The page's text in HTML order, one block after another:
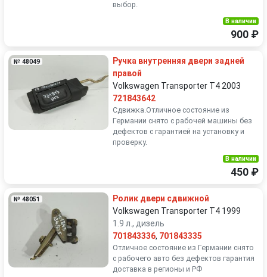
выбор.
В наличии
900 ₽
№ 48049
Ручка внутренняя двери задней
правой
Volkswagen Transporter T4 2003
721843642
Сдвижка.Отличное состояние из
Германии снято с рабочей машины без
дефектов с гарантией на установку и
проверку.
В наличии
450 ₽
№ 48051
Ролик двери сдвижной
Volkswagen Transporter T4 1999
1.9 л., дизель
701843336, 701843335
Отличное состояние из Германии снято
с рабочего авто без дефектов гарантия
доставка в регионы и РФ